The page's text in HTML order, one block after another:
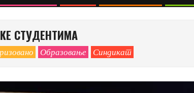
СТУДЕНТИМА
Образовање Синдикат